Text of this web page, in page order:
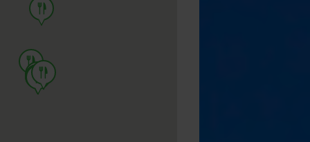
food
food
food
food
food
food
food